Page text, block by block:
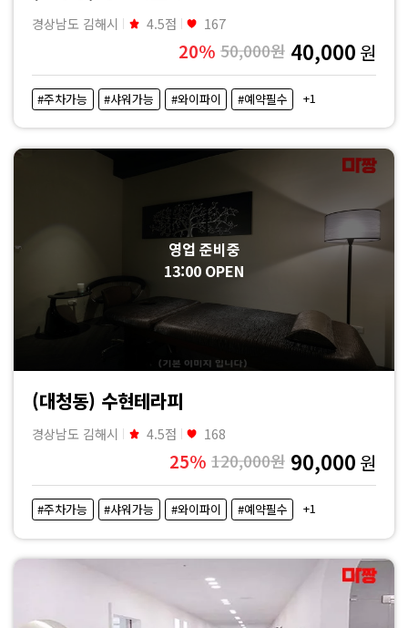
경상남도 김해시 4.5점 167
20% 50,000원 40,000 원
#주차가능 #샤워가능 #와이파이 #예약필수 +1
영업 준비중
13:00 OPEN
(대청동) 수현테라피
경상남도 김해시 4.5점 168
25% 120,000원 90,000 원
#주차가능 #샤워가능 #와이파이 #예약필수 +1